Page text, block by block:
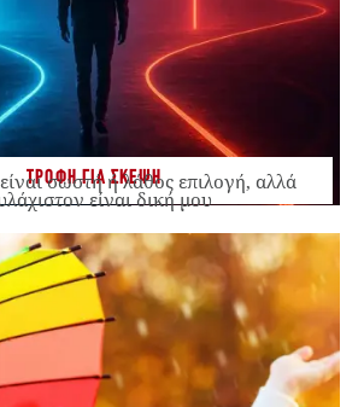
ΤΡΟΦΗ ΓΙΑ ΣΚΕΨΗ
σωστή ή λάθος επιλογή, αλλά
είναι δική μου